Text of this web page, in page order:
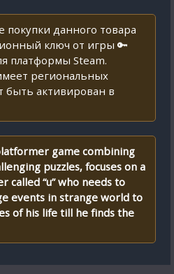
покупки данного товара
ключ от игры 🔑
платформы Steam.
региональных
быть активирован в
game combining
puzzles, focuses on a
called “u” who needs to
events in strange world to
of his life till he finds the